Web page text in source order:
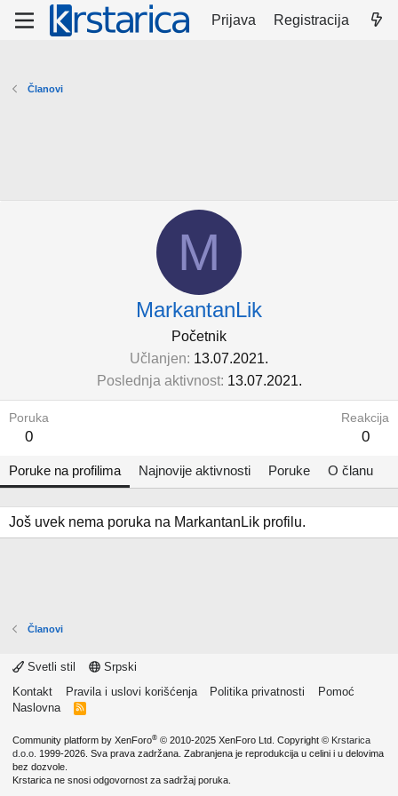
Prijava Registracija
Članovi
M
MarkantanLik
Početnik
Učlanjen 13.07.2021.
Poslednja aktivnost 13.07.2021.
Poruka
0
Reakcija
0
Poruke na profilima Najnovije aktivnosti Poruke O članu
Još uvek nema poruka na MarkantanLik profilu.
Članovi
Svetli stil
Srpski
Kontakt
Pravila i uslovi korišćenja Politika privatnosti
Pomoć
Naslovna
R
Community platform by XenForo® © 2010-2025 XenForo Ltd. Copyright © Krstarica
d.o.o. 1999-2026. Sva prava zadržana. Zabranjena je reprodukcija u celini i u delovima
bez dozvole.
Krstarica ne snosi odgovornost za sadržaj poruka.